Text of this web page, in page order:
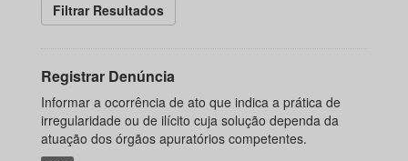
Filtrar Resultados
Registrar Denúncia
Informar a ocorrência de ato que indica a prática de
irregularidade ou de ilícito cuja solução dependa da
atuação dos órgãos apuratórios competentes.